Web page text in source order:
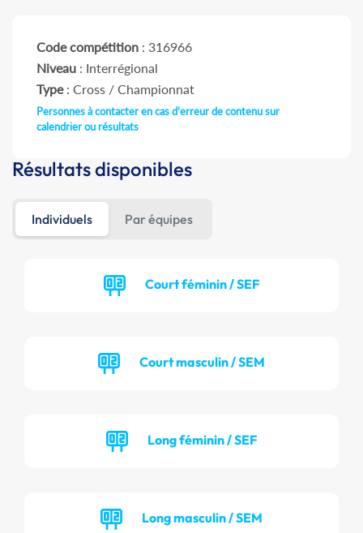
Code compétition : 316966
Niveau : Interrégional
Type: Cross / Championnat
Personnes à contacter en cas d'erreur de contenu sur
calendrier ou résultats
Résultats disponibles
Individuels Par équipes
Court féminin / SEF
Court masculin / SEM
Long féminin / SEF
Long masculin / SEM